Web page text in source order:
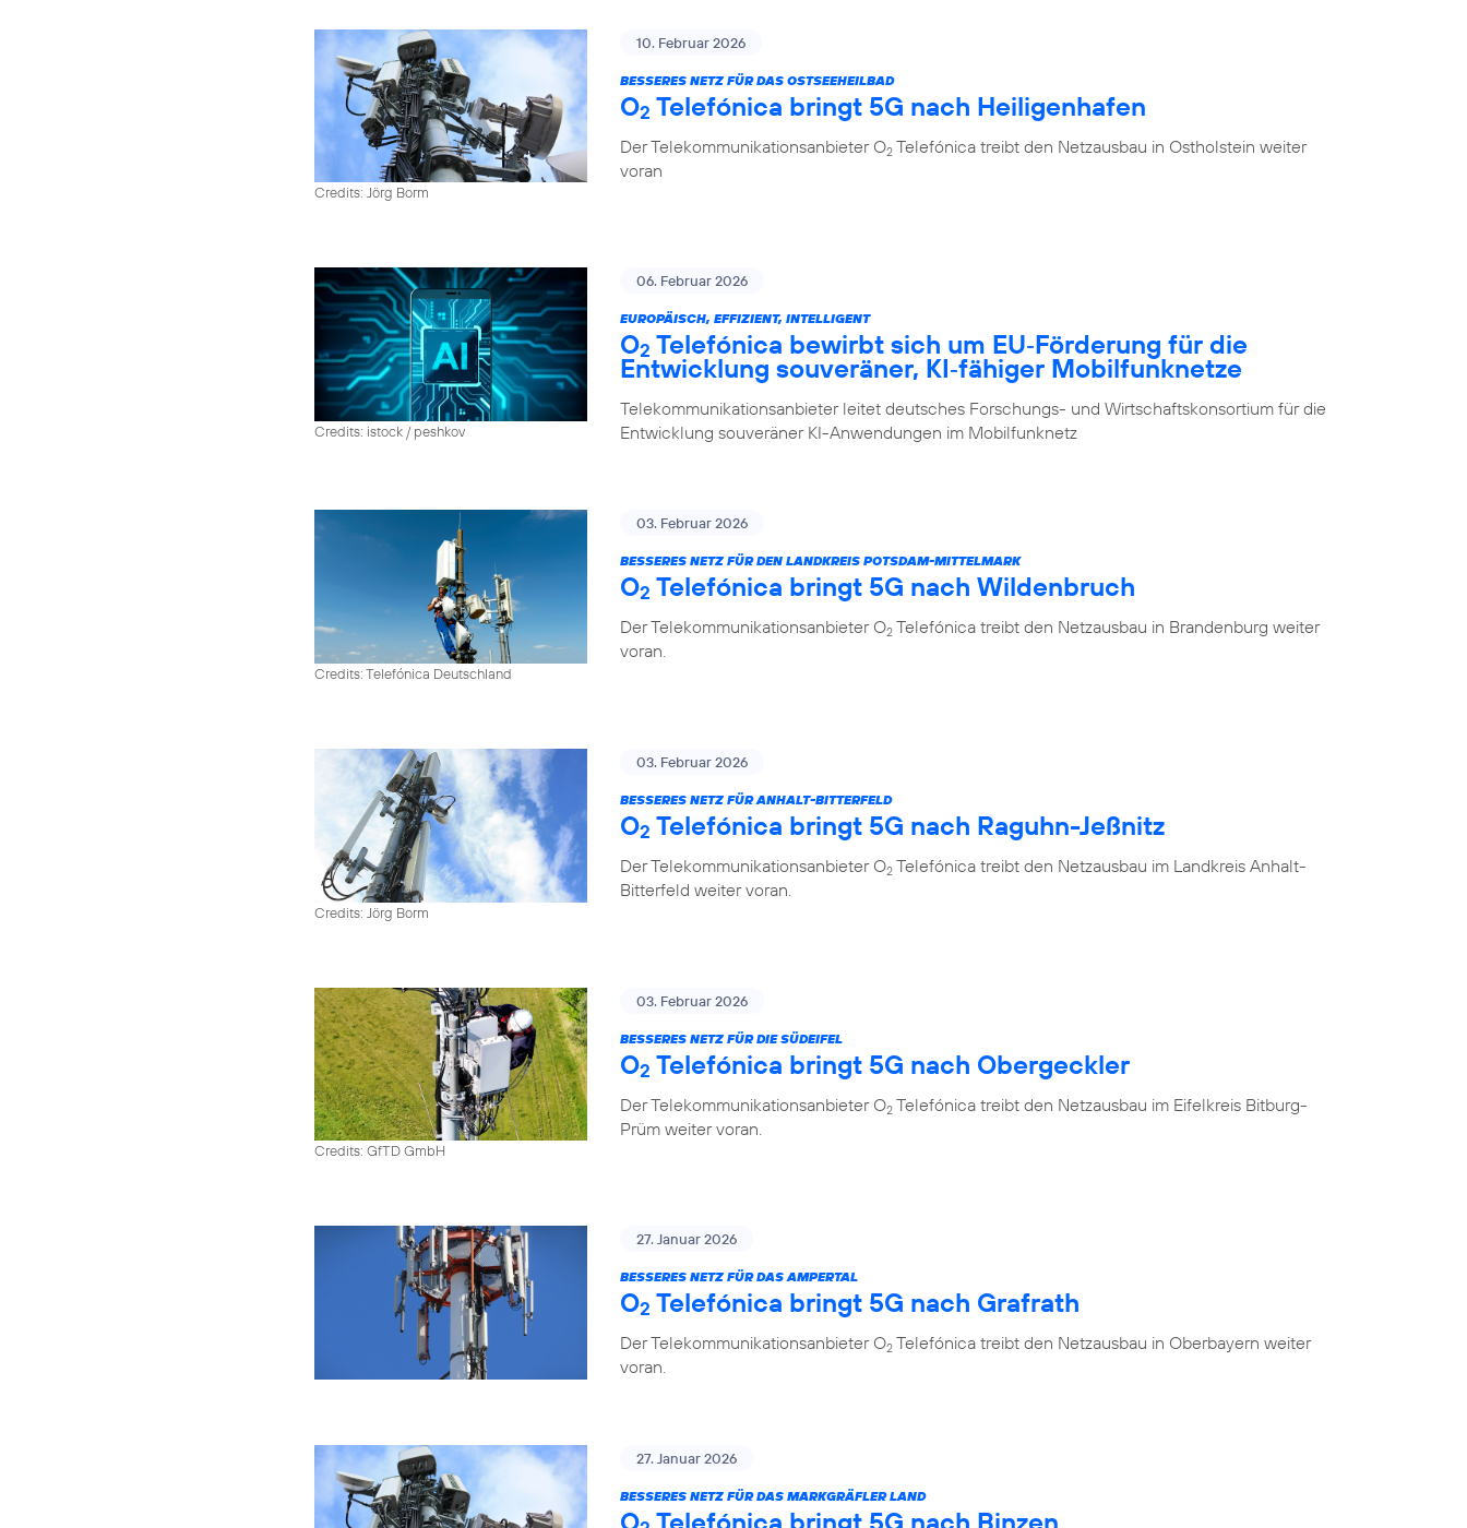
Credits: Jörg Borm
10. Februar 2026
BESSERES NETZ FÜR DAS OSTSEEHEILBAD
O2 Telefónica bringt 5G nach Heiligenhafen
Der Telekommunikationsanbieter O2 Telefónica treibt den Netzausbau in Ostholstein weiter
voran
Credits: istock / peshkov
06. Februar 2026
EUROPÄISCH, EFFIZIENT, INTELLIGENT
O2 Telefónica bewirbt sich um EU‑Förderung für die
Entwicklung souveräner, KI‑fähiger Mobilfunknetze
Telekommunikationsanbieter leitet deutsches Forschungs- und Wirtschaftskonsortium für die
Entwicklung souveräner KI-Anwendungen im Mobilfunknetz
Credits: Telefónica Deutschland
03. Februar 2026
BESSERES NETZ FÜR DEN LANDKREIS POTSDAM-MITTELMARK
O2 Telefónica bringt 5G nach Wildenbruch
Der Telekommunikationsanbieter O2 Telefónica treibt den Netzausbau in Brandenburg weiter
voran.
Credits: Jörg Borm
03. Februar 2026
BESSERES NETZ FÜR ANHALT-BITTERFELD
O2 Telefónica bringt 5G nach Raguhn-Jeßnitz
Der Telekommunikationsanbieter O2 Telefónica treibt den Netzausbau im Landkreis Anhalt-
Bitterfeld weiter voran.
Credits: GfTD GmbH
03. Februar 2026
BESSERES NETZ FÜR DIE SÜDEIFEL
O2 Telefónica bringt 5G nach Obergeckler
Der Telekommunikationsanbieter O2 Telefónica treibt den Netzausbau im Eifelkreis Bitburg-
Prüm weiter voran.
27. Januar 2026
BESSERES NETZ FÜR DAS AMPERTAL
O2 Telefónica bringt 5G nach Grafrath
Der Telekommunikationsanbieter O2 Telefónica treibt den Netzausbau in Oberbayern weiter
voran.
27. Januar 2026
BESSERES NETZ FÜR DAS MARKGRÄFLER LAND
O Telefónica bringt 5G nach Binzen